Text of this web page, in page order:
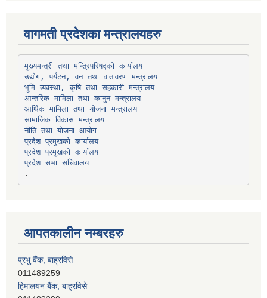
वागमती प्रदेशका मन्त्रालयहरु
मुख्यमन्त्री तथा मन्त्रिपरिषद्को कार्यालय
उद्योग, पर्यटन, वन तथा वातावरण मन्त्रालय
भूमि व्यवस्था, कृषि तथा सहकारी मन्त्रालय
आन्तरिक मामिला तथा कानुन मन्त्रालय
आर्थिक मामिला तथा योजना मन्त्रालय
सामाजिक विकास मन्त्रालय
नीति तथा योजना आयोग
प्रदेश प्रमुखको कार्यालय
प्रदेश प्रमुखको कार्यालय
प्रदेश सभा सचिवालय
आपतकालीन नम्बरहरु
प्रभु बैंक, बाह्रविसे
011489259
हिमालयन बैंक, बाह्रविसे